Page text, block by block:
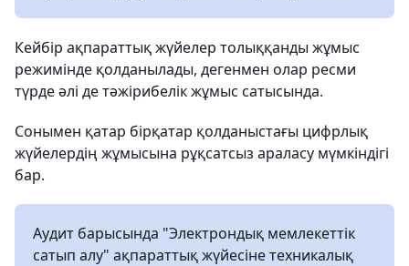
Кейбір ақпараттық жүйелер толыққанды жұмыс
режимінде қолданылады, дегенмен олар ресми
түрде әлі де тәжірибелік жұмыс сатысында.
Сонымен қатар бірқатар қолданыстағы цифрлық
жүйелердің жұмысына рұқсатсыз араласу мүмкіндігі
бар.
Аудит барысында "Электрондық мемлекеттік
сатып алу" ақпараттық жүйесіне техникалық